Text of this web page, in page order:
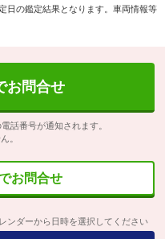
日の鑑定結果となります。車両情報等
お問合せ
話番号が通知されます。
。
お問合せ
ンダーから日時を選択してください